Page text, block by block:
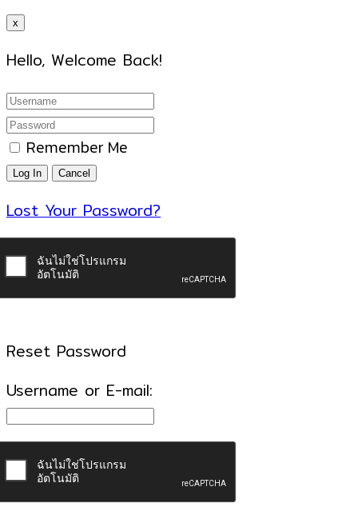
x
Hello, Welcome Back!
Remember Me
Lost Your Password?
Reset Password
Username or E-mail: